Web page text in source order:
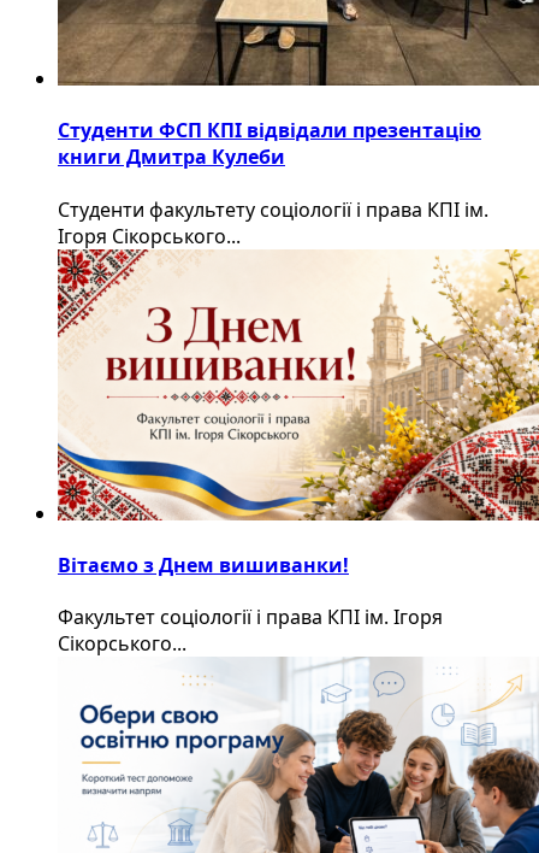
Студенти ФСП КПІ відвідали презентацію
книги Дмитра Кулеби
Студенти факультету соціології і права КПІ ім.
Ігоря Сікорського...
Вітаємо з Днем вишиванки!
Факультет соціології і права КПІ ім. Ігоря
Сікорського...